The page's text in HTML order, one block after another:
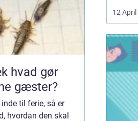
gæster?
til ferie, så er
hvordan den skal
vej til
gamle
og
12